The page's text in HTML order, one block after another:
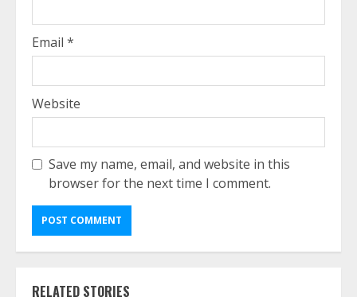
Email *
Website
Save my name, email, and website in this
browser for the next time I comment.
RELATED STORIES